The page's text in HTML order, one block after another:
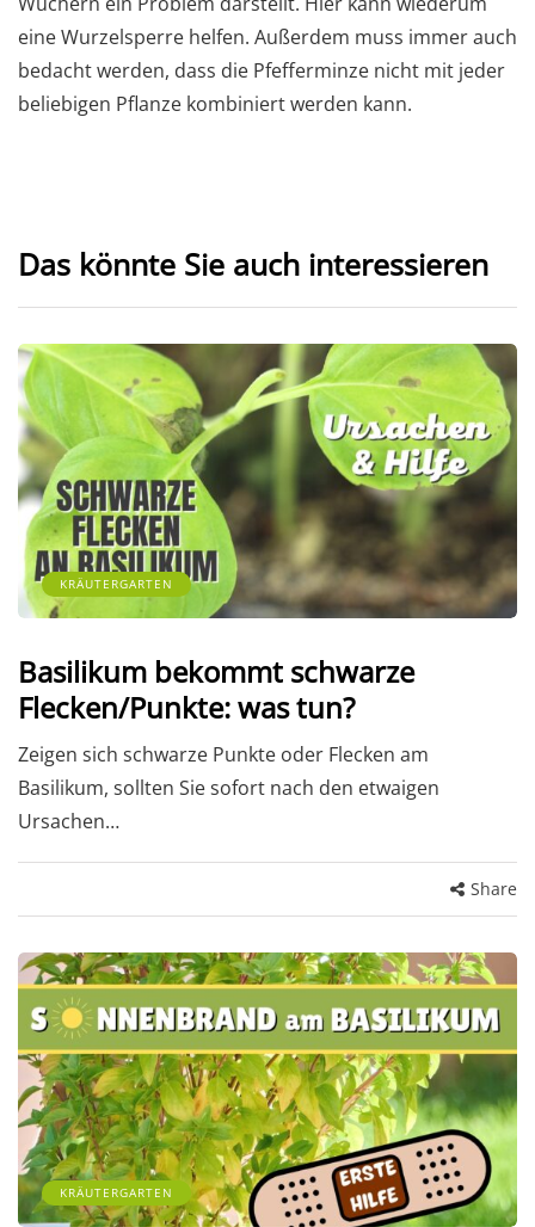
eine Wurzelsperre helfen. Außerdem muss immer auch
bedacht werden, dass die Pfefferminze nicht mit jeder
beliebigen Pflanze kombiniert werden kann.
Das könnte Sie auch interessieren
KRÄUTERGARTEN
Basilikum bekommt schwarze
Flecken/Punkte: was tun?
Zeigen sich schwarze Punkte oder Flecken am
Basilikum, sollten Sie sofort nach den etwaigen
Ursachen…
Share
KRÄUTERGARTEN